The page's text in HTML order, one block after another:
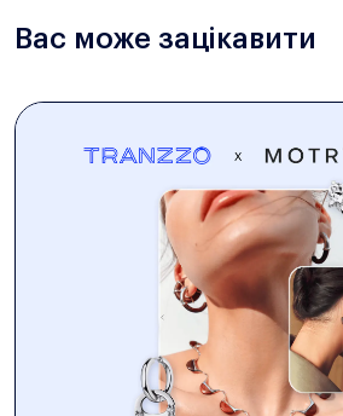
Вас може зацікавити